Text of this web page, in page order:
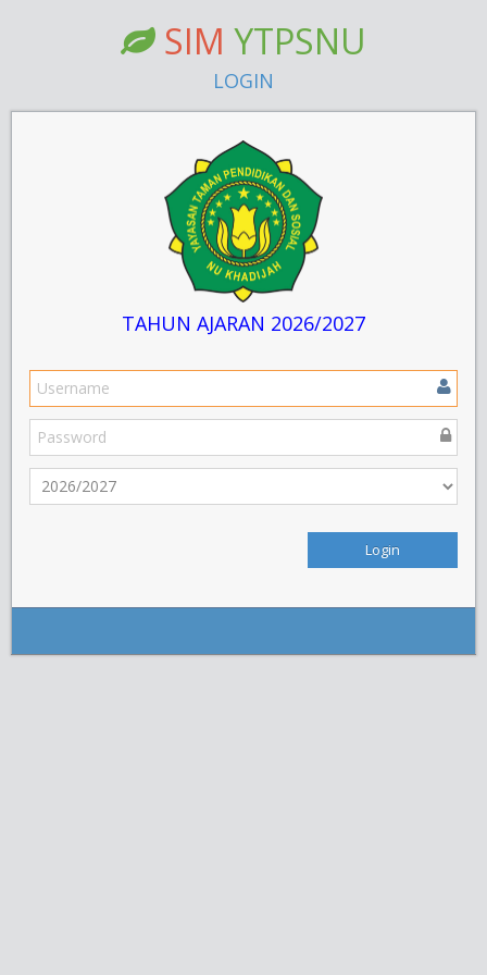
SIM YTPSNU
LOGIN
TAHUN AJARAN 2026/2027